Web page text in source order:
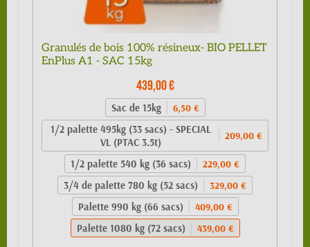
Granulés de bois 100% résineux- BIO PELLET
EnPlus A1 - SAC 15kg
439,00 €
Sac de 15kg 6,50 €
1/2 palette 495kg (33 sacs) - SPECIAL
VL (PTAC 3.5t)
209,00 €
1/2 palette 540 kg (36 sacs) 229,00 €
3/4 de palette 780 kg (52 sacs) 329,00 €
Palette 990 kg (66 sacs) 409,00 €
Palette 1080 kg (72 sacs) 439,00 €